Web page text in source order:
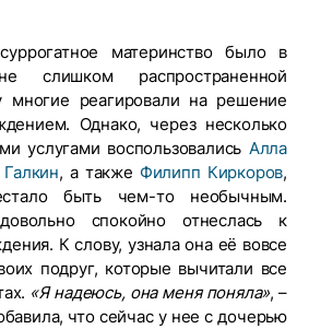
материнство было в
слишком распространенной
многие реагировали на решение
Однако, через несколько
услугами воспользовались Алла
, а также Филипп Киркоров,
быть чем-то необычным.
спокойно отнеслась к
К слову, узнала она её вовсе
подруг, которые вычитали все
«Я надеюсь, она меня поняла», –
что сейчас у нее с дочерью